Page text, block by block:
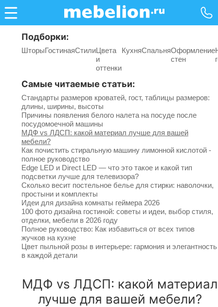
Подборки:
ШторыГостинаяСтилиЦвета
и
оттенки
КухняСпальняОформление
стен
Самые читаемые статьи:
Стандарты размеров кроватей, гост, таблицы размеров:
длины, ширины, высоты
Причины появления белого налета на посуде после
посудомоечной машины
МДФ vs ЛДСП: какой материал лучше для вашей
мебели?
Как почистить стиральную машину лимонной кислотой -
полное руководство
Edge LED и Direct LED — что это такое и какой тип
подсветки лучше для телевизора?
Сколько весит постельное белье для стирки: наволочки,
простыни и комплекты
Идеи для дизайна комнаты геймера 2026
100 фото дизайна гостиной: советы и идеи, выбор стиля,
отделки, мебели в 2026 году
Полное руководство: Как избавиться от всех типов
жучков на кухне
Цвет пыльной розы в интерьере: гармония и элегантность
в каждой детали
МДФ vs ЛДСП: какой материал
лучше для вашей мебели?